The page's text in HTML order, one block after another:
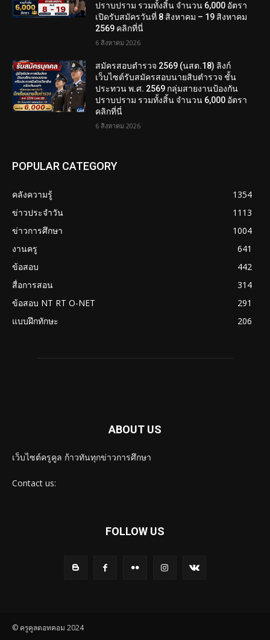
ปราบปราม รวมทั้งสิ้น จำนวน 6,000 อัตรา
เปิดรับสมัครวันที่ 8 สิงหาคม – 19 สิงหาคม
2569 คลิกที่นี่
6 สิงหาคม 2026
สมัครสอบตํารวจ 2569 (นสต.18) ลิงก์
เว็บไซต์รับสมัครสอบนายสิบตำรวจ ชั้น
ประทวน พ.ศ. 2569 กลุ่มสายงานป้องกัน
ปราบปราม รวมทั้งสิ้น จำนวน 6,000 อัตรา
คลิกที่นี่
6 สิงหาคม 2026
POPULAR CATEGORY
คลังความรู้
1354
ข่าวประจำวัน
1113
ข่าวการศึกษา
1004
งานครู
641
ข้อสอบ
442
สื่อการสอน
314
ข้อสอบ NT RT O-NET
291
แบบฝึกทักษะ
206
ABOUT US
เว็บไซต์ครูคูล ก้าวทันทุกข่าวการศึกษา
Contact us:
FOLLOW US
© ครูคูลดอทคอม 2024